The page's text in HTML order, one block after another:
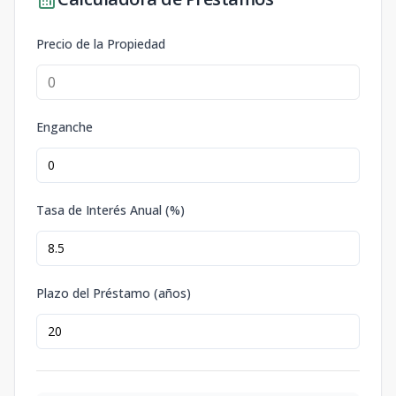
Precio de la Propiedad
Enganche
Tasa de Interés Anual (%)
Plazo del Préstamo (años)